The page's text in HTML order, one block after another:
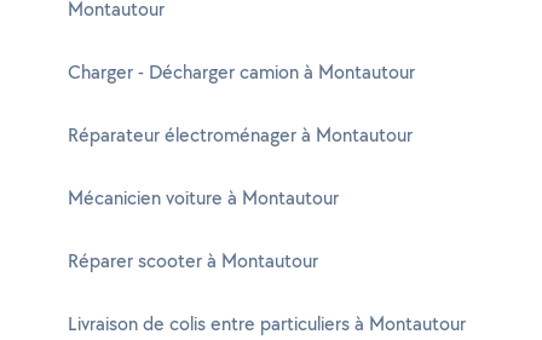
Montautour
Charger - Décharger camion à Montautour
Réparateur électroménager à Montautour
Mécanicien voiture à Montautour
Réparer scooter à Montautour
Livraison de colis entre particuliers à Montautour